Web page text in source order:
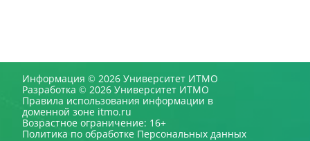
Информация © 2026 Университет ИТМО
Разработка © 2026 Университет ИТМО
Правила использования информации в
доменной зоне itmo.ru
Возрастное ограничение: 16+
Политика по обработке Персональных данных